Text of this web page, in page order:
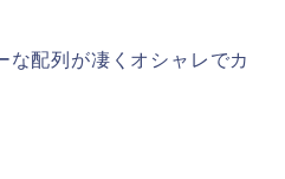
な配列が凄くオシャレでカ